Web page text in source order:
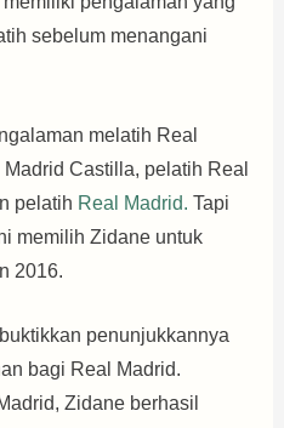
sebelum menangani
melatih Real
Castilla, pelatih Real
pelatih Real Madrid. Tapi
memilih Zidane untuk
2016.
penunjukkannya
bagi Real Madrid.
Zidane berhasil